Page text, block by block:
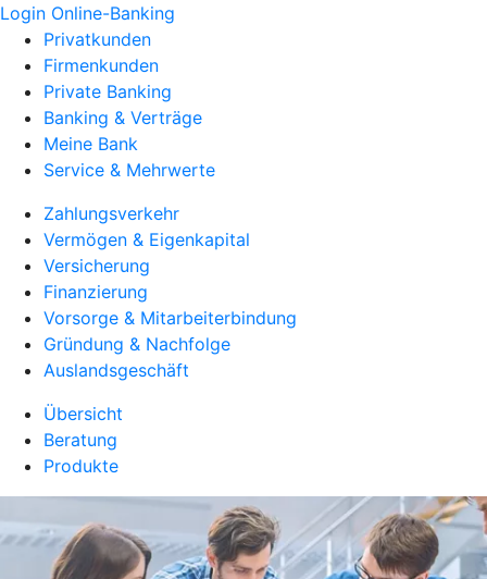
Login Online-Banking
Privatkunden
Firmenkunden
Private Banking
Banking & Verträge
Meine Bank
Service & Mehrwerte
Zahlungsverkehr
Vermögen & Eigenkapital
Versicherung
Finanzierung
Vorsorge & Mitarbeiterbindung
Gründung & Nachfolge
Auslandsgeschäft
Übersicht
Beratung
Produkte